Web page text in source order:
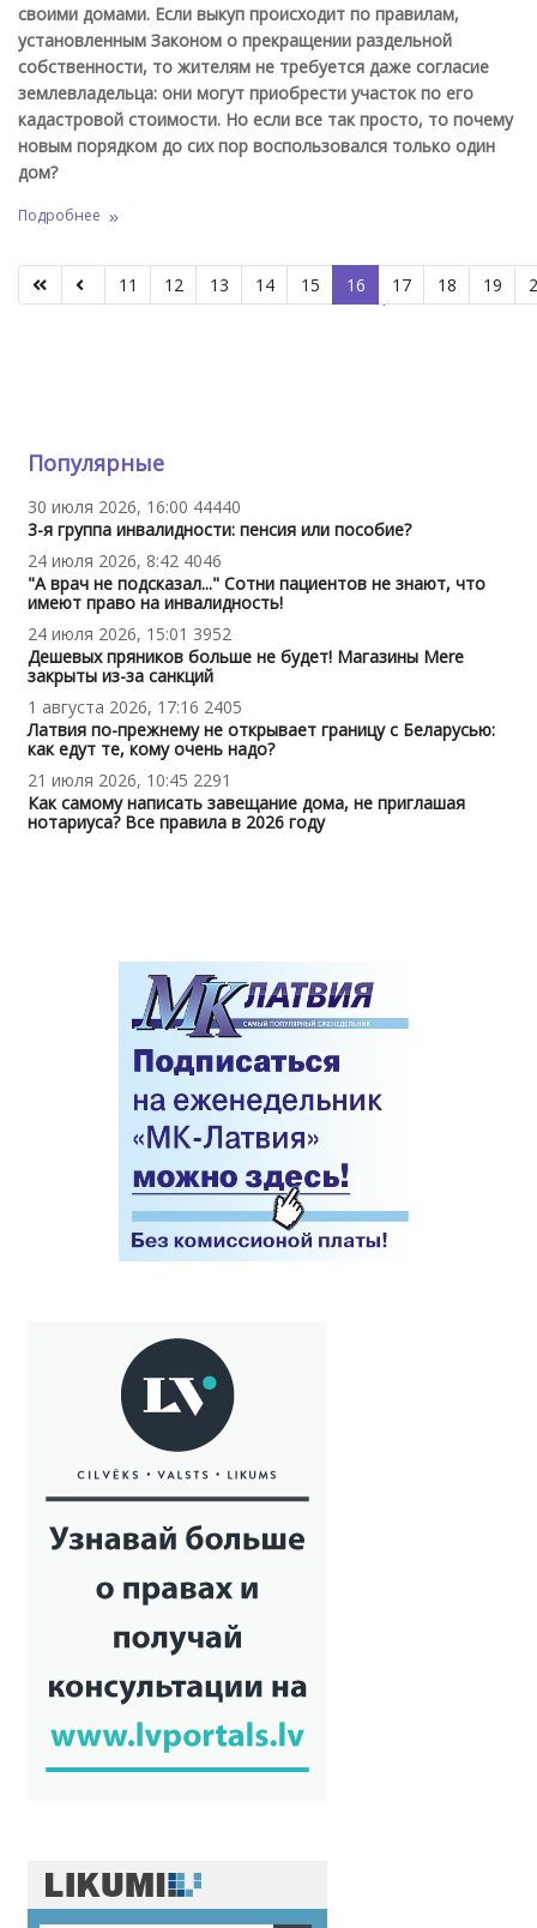
своими домами. Если выкуп происходит по правилам,
установленным Законом о прекращении раздельной
собственности, то жителям не требуется даже согласие
землевладельца: они могут приобрести участок по его
кадастровой стоимости. Но если все так просто, то почему
новым порядком до сих пор воспользовался только один
дом?
Подробнее
Страница 16 из 34
11 12 13 14 15 16 17 18 19
Популярные
30 июля 2026, 16:00 44440
3-я группа инвалидности: пенсия или пособие?
24 июля 2026, 8:42 4046
"А врач не подсказал..." Сотни пациентов не знают, что
имеют право на инвалидность!
24 июля 2026, 15:01 3952
Дешевых пряников больше не будет! Магазины Mere
закрыты из-за санкций
1 августа 2026, 17:16 2405
Латвия по-прежнему не открывает границу с Беларусью:
как едут те, кому очень надо?
21 июля 2026, 10:45 2291
Как самому написать завещание дома, не приглашая
нотариуса? Все правила в 2026 году